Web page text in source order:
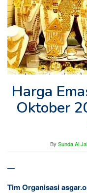
Harga
Oktober
By Sunda Al
—
Tim Organisasi